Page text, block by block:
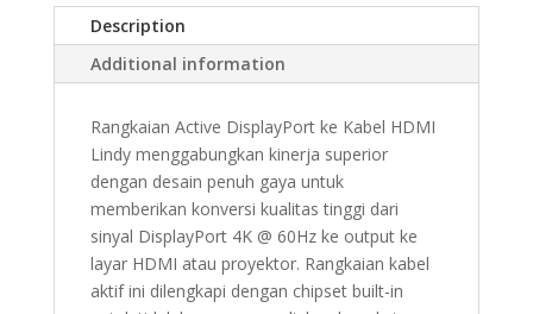
Description
Additional information
Rangkaian Active DisplayPort ke Kabel HDMI
Lindy menggabungkan kinerja superior
dengan desain penuh gaya untuk
memberikan konversi kualitas tinggi dari
sinyal DisplayPort 4K @ 60Hz ke output ke
layar HDMI atau proyektor. Rangkaian kabel
aktif ini dilengkapi dengan chipset built-in